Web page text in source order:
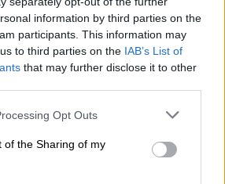
information by third parties on the
participants. This information may
to third parties on the IAB’s List of
that may further disclose it to other
app uses one or more Google
or usage behaviour. You may click to
to Google and its third-party tags to
specified purposes in below Google
Opt Outs
of the Sharing of my
διοίκησης σε
Δυνάμεων